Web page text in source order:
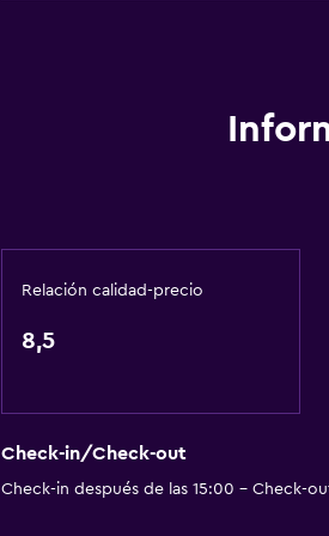
Ascensor disponible
Comedor
Relación calidad-precio
8,5
Check-in/Check-out
Check-in después de las 15:00 - Check-